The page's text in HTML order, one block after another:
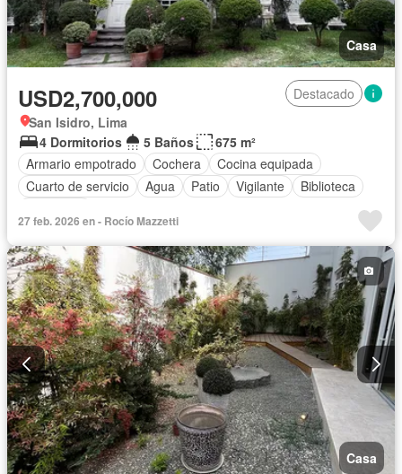
Casa
USD2,700,000
Destacado
San Isidro, Lima
4 Dormitorios
5 Baños
675 m²
Armario empotrado
Cochera
Cocina equipada
Cuarto de servicio
Agua Patio Vigilante
Biblioteca
27 feb. 2026 en - Rocío Mazzetti
Casa